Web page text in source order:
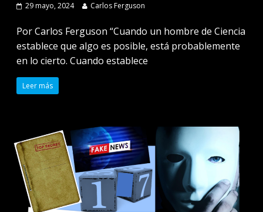
29 mayo, 2024 Carlos Ferguson
Por Carlos Ferguson “Cuando un hombre de Ciencia
establece que algo es posible, está probablemente
en lo cierto. Cuando establece
Leer más